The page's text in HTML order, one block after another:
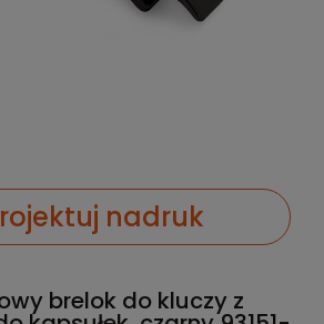
nadruk
brelok do kluczy z